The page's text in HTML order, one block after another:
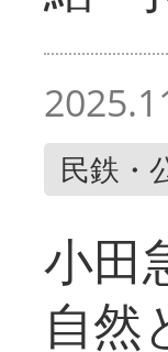
民鉄・
小田
自然